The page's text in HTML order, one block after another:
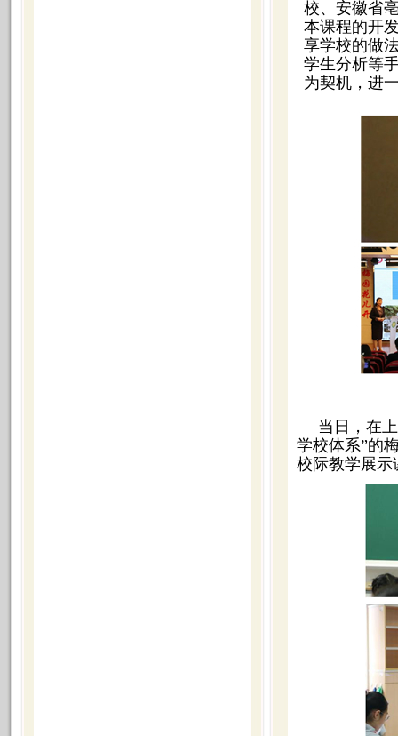
校、安徽省
本课程的开
享学校的做
学生分析等
为契机，进
当日，在
学校体系”的
校际教学展示